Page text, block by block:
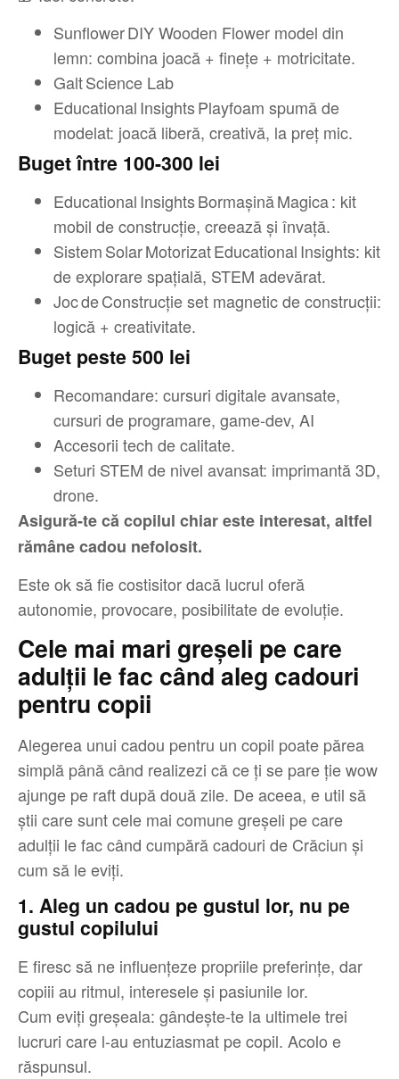
Sunflower DIY Wooden Flower model din
lemn: combina joacă + fineţe + motricitate.
Galt Science Lab
Educational Insights Playfoam spumă de
modelat: joacă liberă, creativă, la preţ mic.
Buget între 100-300 lei
Educational Insights Bormașină Magica : kit
mobil de construcţie, creează şi învaţă.
Sistem Solar Motorizat Educational Insights: kit
de explorare spaţială, STEM adevărat.
Joc de Construcţie set magnetic de construcţii:
logică + creativitate.
Buget peste 500 lei
Recomandare: cursuri digitale avansate,
cursuri de programare, game-dev, AI
Accesorii tech de calitate.
Seturi STEM de nivel avansat: imprimantă 3D,
drone.
Asigură-te că copilul chiar este interesat, altfel
rămâne cadou nefolosit.
Este ok să fie costisitor dacă lucrul oferă
autonomie, provocare, posibilitate de evoluţie.
Cele mai mari greșeli pe care
adulții le fac când aleg cadouri
pentru copii
Alegerea unui cadou pentru un copil poate părea
simplă până când realizezi că ce ți se pare ție wow
ajunge pe raft după două zile. De aceea, e util să
știi care sunt cele mai comune greșeli pe care
adulții le fac când cumpără cadouri de Crăciun și
cum să le eviți.
1. Aleg un cadou pe gustul lor, nu pe
gustul copilului
E firesc să ne influențeze propriile preferințe, dar
copiii au ritmul, interesele și pasiunile lor.
Cum eviți greșeala: gândește-te la ultimele trei
lucruri care l-au entuziasmat pe copil. Acolo e
răspunsul.